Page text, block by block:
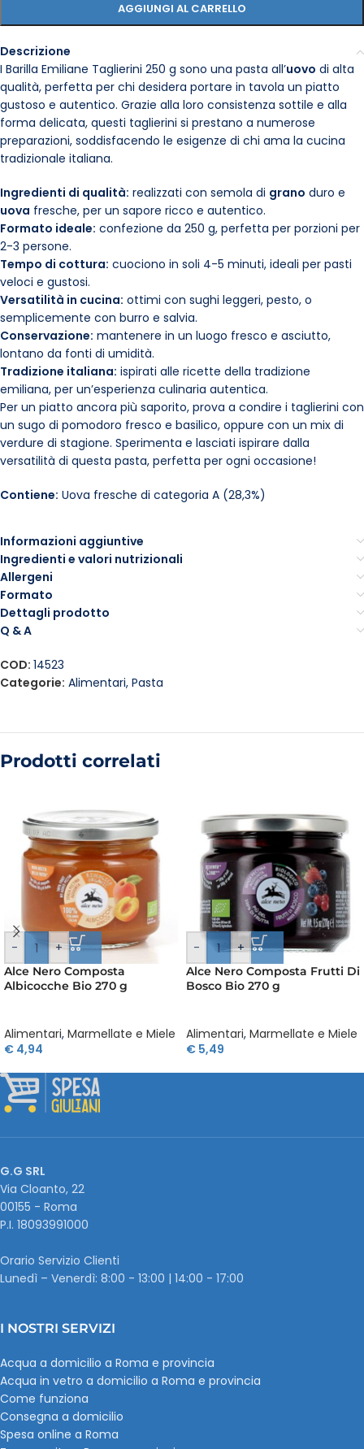
AGGIUNGI AL CARRELLO
Descrizione
I Barilla Emiliane Taglierini 250 g sono una pasta all’uovo di alta
qualità, perfetta per chi desidera portare in tavola un piatto
gustoso e autentico. Grazie alla loro consistenza sottile e alla
forma delicata, questi taglierini si prestano a numerose
preparazioni, soddisfacendo le esigenze di chi ama la cucina
tradizionale italiana.
Ingredienti di qualità: realizzati con semola di grano duro e
uova fresche, per un sapore ricco e autentico.
Formato ideale: confezione da 250 g, perfetta per porzioni per
2-3 persone.
Tempo di cottura: cuociono in soli 4-5 minuti, ideali per pasti
veloci e gustosi.
Versatilità in cucina: ottimi con sughi leggeri, pesto, o
semplicemente con burro e salvia.
Conservazione: mantenere in un luogo fresco e asciutto,
lontano da fonti di umidità.
Tradizione italiana: ispirati alle ricette della tradizione
emiliana, per un’esperienza culinaria autentica.
Per un piatto ancora più saporito, prova a condire i taglierini con
un sugo di pomodoro fresco e basilico, oppure con un mix di
verdure di stagione. Sperimenta e lasciati ispirare dalla
versatilità di questa pasta, perfetta per ogni occasione!
Contiene: Uova fresche di categoria A (28,3%)
Informazioni aggiuntive
Ingredienti e valori nutrizionali
Allergeni
Formato
Dettagli prodotto
Q & A
COD: 14523
Categorie: Alimentari, Pasta
Prodotti correlati
- +
Alce Nero Composta
Albicocche Bio 270 g
Alimentari, Marmellate e Miele
€ 4,94
- +
Alce Nero Composta Frutti Di
Bosco Bio 270 g
Alimentari, Marmellate e Miele
€ 5,49
G.G SRL
Via Cloanto, 22
00155 - Roma
P.I. ‭18093991000
Orario Servizio Clienti
Lunedì – Venerdì: 8:00 - 13:00 | 14:00 - 17:00
I NOSTRI SERVIZI
Acqua a domicilio a Roma e provincia
Acqua in vetro a domicilio a Roma e provincia
Come funziona
Consegna a domicilio
Spesa online a Roma